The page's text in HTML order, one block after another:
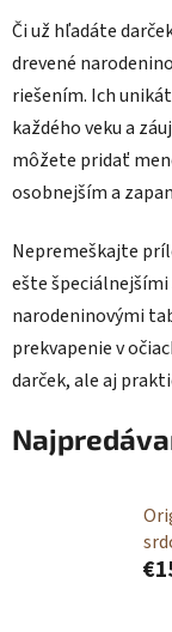
Či už hľadáte
drevené
riešením. Ich
každého veku a
môžete pridať
osobnejším a
Nepremeškajte
ešte
narodeninovými
prekvapenie v
darček, ale aj